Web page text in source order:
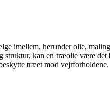
imellem, herunder olie,
struktur, kan en træolie være
træet mod vejrforholdene.